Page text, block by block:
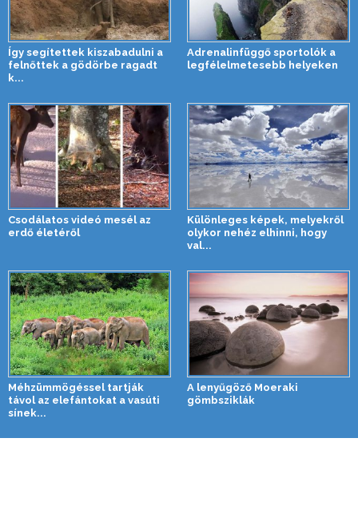
Így segítettek kiszabadulni a
felnőttek a gödörbe ragadt
k...
Adrenalinfüggő sportolók a
legfélelmetesebb helyeken
Csodálatos videó mesél az
erdő életéről
Különleges képek, melyekről
olykor nehéz elhinni, hogy
val...
Méhzümmögéssel tartják
távol az elefántokat a vasúti
sínek...
A lenyűgöző Moeraki
gömbsziklák